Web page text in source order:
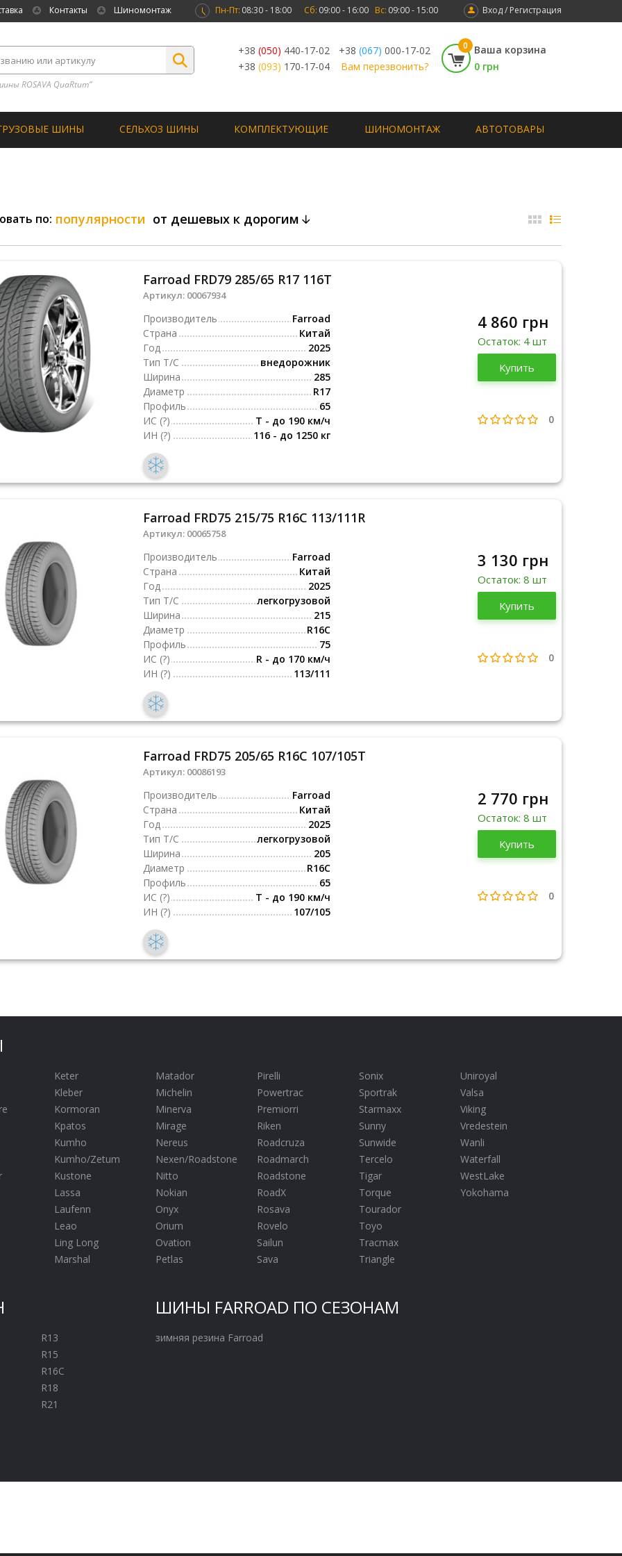
Контакты Шиномонтаж Вход / Регистрация
Пн-Пт: 08:30 - 18:00 Сб: 09:00 - 16:00 Вс: 09:00 - 15:00
ROSAVA QuaRtum”
+38 (050) 440-17-02 +38 (067) 000-17-02
+38 (093) 170-17-04 Вам перезвонить?
0
Ваша корзина
0 грн
ШИНЫ СЕЛЬХОЗ ШИНЫ КОМПЛЕКТУЮЩИЕ ШИНОМОНТАЖ АВТОТОВАРЫ
по: популярности от дешевых к дорогим
Farroad FRD79 285/65 R17 116T
Артикул: 00067934
Производитель
Farroad
Страна
Китай
Год
2025
Тип Т/С
внедорожник
Ширина
285
Диаметр
R17
Профиль
65
ИС (?)
T - до 190 км/ч
ИН (?) 116 - до 1250 кг
Китай
2025
4 860 грн
Остаток: 4 шт
Купить
0
Farroad FRD75 215/75 R16C 113/111R
Артикул: 00065758
Производитель
Farroad
Страна
Китай
Год
2025
Тип Т/С
легкогрузовой
Ширина
215
Диаметр
R16C
Профиль
75
ИС (?)
R - до 170 км/ч
ИН (?) 113/111
Китай
2025
3 130 грн
Остаток: 8 шт
Купить
0
Farroad FRD75 205/65 R16C 107/105T
Артикул: 00086193
Производитель
Farroad
Страна
Китай
Год
2025
Тип Т/С
легкогрузовой
Ширина
205
Диаметр
R16C
Профиль
65
ИС (?)
T - до 190 км/ч
ИН (?) 107/105
Китай
2025
2 770 грн
Остаток: 8 шт
Купить
0
Keter
Kleber
Kormoran
Kpatos
Kumho
Kumho/Zetum
Kustone
Lassa
Laufenn
Leao
Ling Long
Marshal
Matador
Michelin
Minerva
Mirage
Nereus
Nexen/Roadstone
Nitto
Nokian
Onyx
Orium
Ovation
Petlas
Pirelli
Powertrac
Premiorri
Riken
Roadcruza
Roadmarch
Roadstone
RoadX
Rosava
Rovelo
Sailun
Sava
Sonix
Sportrak
Starmaxx
Sunny
Sunwide
Tercelo
Tigar
Torque
Tourador
Toyo
Tracmax
Triangle
Uniroyal
Valsa
Viking
Vredestein
Wanli
Waterfall
WestLake
Yokohama
R13
R15
R16C
R18
R21
ШИНЫ FARROAD ПО СЕЗОНАМ
зимняя резина Farroad